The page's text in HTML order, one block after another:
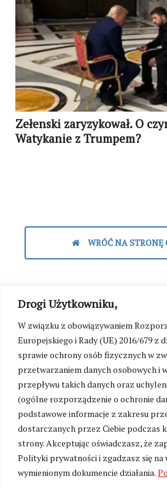
Drogi Użytkowniku,
W związku z obowiązywaniem
Europejskiego i Rady (UE) 2016/679 z
sprawie ochrony osób fizycznych w
przetwarzaniem danych osobowych i
przepływu takich danych oraz
(ogólne rozporządzenie o ochronie
podstawowe informacje z zakresu
dostarczanych przez Ciebie podczas
strony. Akceptując oświadczasz, że
Polityki prywatności i zgadzasz się na
wymienionym dokumencie działania.
Zełenski zaryzykował. O
Watykanie z Trumpem?
WRÓĆ NA STRONĘ
Zmień ustawienia